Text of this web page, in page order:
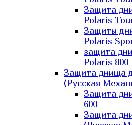
Защита
Polaris
Защиты
Polaris
защита
Polaris 800
Защита днища
(Русская
Защита
600
Защита